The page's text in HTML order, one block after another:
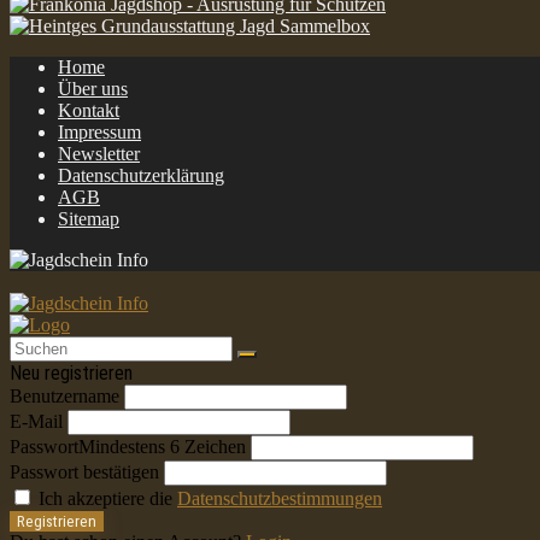
Home
Über uns
Kontakt
Impressum
Newsletter
Datenschutzerklärung
AGB
Sitemap
Neu registrieren
Benutzername
E-Mail
PasswortMindestens 6 Zeichen
Passwort bestätigen
Ich akzeptiere die Datenschutzbestimmungen
Registrieren